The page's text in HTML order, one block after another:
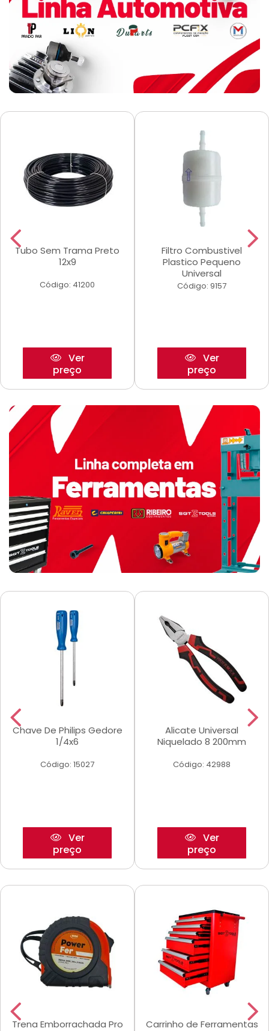
Tubo Sem Trama Preto
12x9
Código: 41200
Ver
preço
Filtro Combustivel
Plastico Pequeno
Universal
Código: 9157
Ver
preço
Chave De Philips Gedore
1/4x6
Código: 15027
Ver
preço
Alicate Universal
Niquelado 8 200mm
Código: 42988
Ver
preço
Trena Emborrachada Pro
Carrinho de Ferramentas